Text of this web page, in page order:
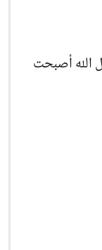
الله أصبحت